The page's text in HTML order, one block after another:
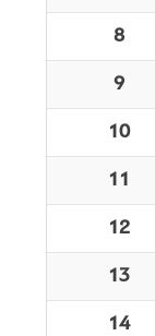
8
9
10
11
12
13
14